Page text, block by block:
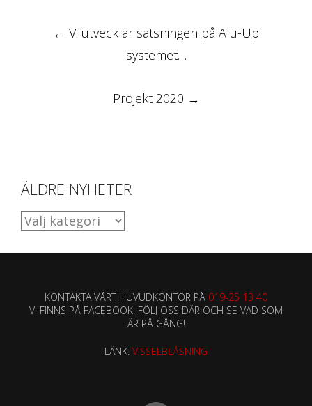
navigation
← Vi utvecklar satsningen på Alu-Up
systemet…
Projekt 2020 →
ÄLDRE NYHETER
ÄLDRE
KONTAKTA VÅRT HUVUDKONTOR PÅ 019-25 13 40
VI FINNS PÅ FACEBOOK. FÖLJ OSS DÄR OCH SE VAD SOM
ÄR PÅ GÅNG!
LÄNK: VISSELBLÅSNING